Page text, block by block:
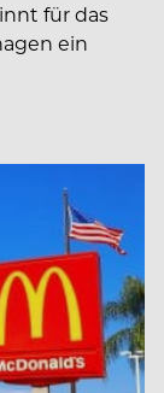
für das
ein